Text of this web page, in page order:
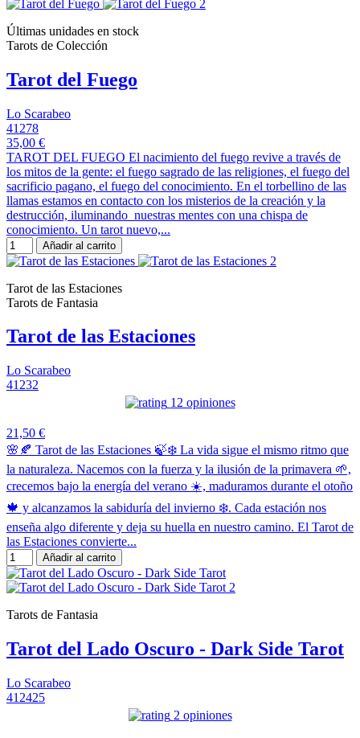
Últimas unidades en stock
Tarots de Colección
Tarot del Fuego
Lo Scarabeo
41278
35,00 €
TAROT DEL FUEGO El nacimiento del fuego revive a través de
los mitos de la gente: el fuego sagrado de las religiones, el fuego del
sacrificio pagano, el fuego del conocimiento. En el torbellino de las
llamas estamos en contacto con los misterios de la creación y la
destrucción, iluminando nuestras mentes con una chispa de
conocimiento. Un tarot nuevo,...
Añadir al carrito
Tarot de las Estaciones
Tarots de Fantasia
Tarot de las Estaciones
Lo Scarabeo
41232
12 opiniones
21,50 €
🌸🍂 Tarot de las Estaciones 🍃❄️ La vida sigue el mismo ritmo que
la naturaleza. Nacemos con la fuerza y la ilusión de la primavera 🌱,
crecemos bajo la energía del verano ☀️, maduramos durante el otoño
🍁 y alcanzamos la sabiduría del invierno ❄️. Cada estación nos
enseña algo diferente y deja su huella en nuestro camino. El Tarot de
las Estaciones convierte...
Añadir al carrito
Tarots de Fantasia
Tarot del Lado Oscuro - Dark Side Tarot
Lo Scarabeo
412425
2 opiniones